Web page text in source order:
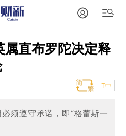
属直布罗陀决定释
T中
须遵守承诺，即“格蕾斯一